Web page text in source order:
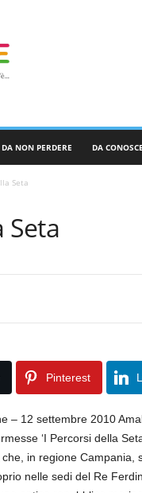
DA NON PERDERE DA
Seta
Seta
Pinterest
– 12 settembre 2010
‘I Percorsi della
in regione Campania,
nelle sedi del Re